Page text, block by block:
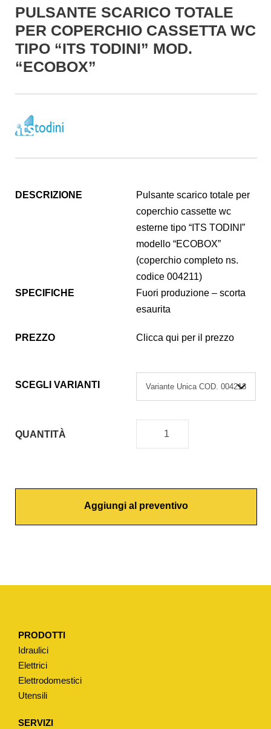
PULSANTE SCARICO TOTALE
PER COPERCHIO CASSETTA WC
TIPO “ITS TODINI” MOD.
“ECOBOX”
DESCRIZIONE
Pulsante scarico totale per
coperchio cassette wc
esterne tipo “ITS TODINI”
modello “ECOBOX”
(coperchio completo ns.
codice 004211)
SPECIFICHE
Fuori produzione – scorta
esaurita
PREZZO Clicca qui per il prezzo
SCEGLI VARIANTI
QUANTITÀ
P
S
N
C
C
O
T
T
Aggiungi al preventivo
PRODOTTI
Idraulici
Elettrici
Elettrodomestici
Utensili
SERVIZI